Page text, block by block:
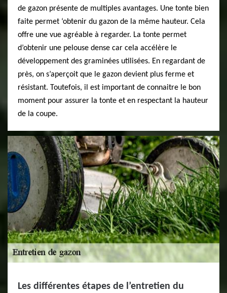
de gazon présente de multiples avantages. Une tonte bien
faite permet ‘obtenir du gazon de la même hauteur. Cela
offre une vue agréable à regarder. La tonte permet
d’obtenir une pelouse dense car cela accélère le
développement des graminées utilisées. En regardant de
près, on s’aperçoit que le gazon devient plus ferme et
résistant. Toutefois, il est important de connaitre le bon
moment pour assurer la tonte et en respectant la hauteur
de la coupe.
Les différentes étapes de l’entretien du